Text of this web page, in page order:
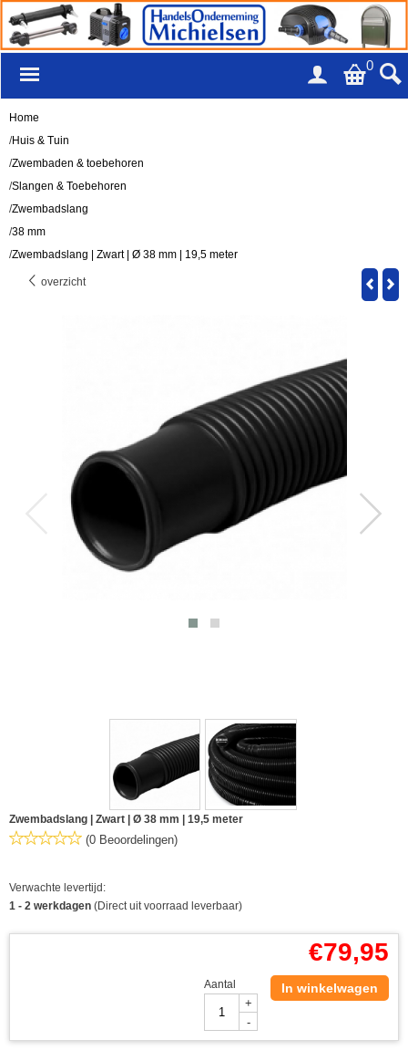
0
Home
/Huis & Tuin
/Zwembaden & toebehoren
/Slangen & Toebehoren
/Zwembadslang
/38 mm
/Zwembadslang | Zwart | Ø 38 mm | 19,5 meter
overzicht
Zwembadslang | Zwart | Ø 38 mm | 19,5 meter
(0 Beoordelingen)
Verwachte levertijd:
1 - 2 werkdagen (Direct uit voorraad leverbaar)
€79,95
Aantal
+
-
In winkelwagen